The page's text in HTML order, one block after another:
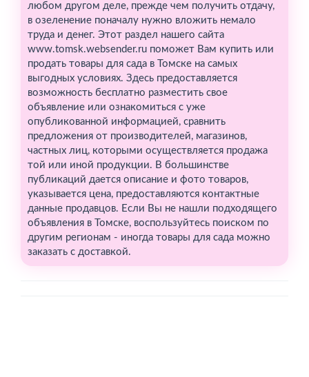
любом другом деле, прежде чем получить отдачу,
в озеленение поначалу нужно вложить немало
труда и денег. Этот раздел нашего сайта
www.tomsk.websender.ru поможет Вам купить или
продать товары для сада в Томске на самых
выгодных условиях. Здесь предоставляется
возможность бесплатно разместить свое
объявление или ознакомиться с уже
опубликованной информацией, сравнить
предложения от производителей, магазинов,
частных лиц, которыми осуществляется продажа
той или иной продукции. В большинстве
публикаций дается описание и фото товаров,
указывается цена, предоставляются контактные
данные продавцов. Если Вы не нашли подходящего
объявления в Томске, воспользуйтесь поиском по
другим регионам - иногда товары для сада можно
заказать с доставкой.